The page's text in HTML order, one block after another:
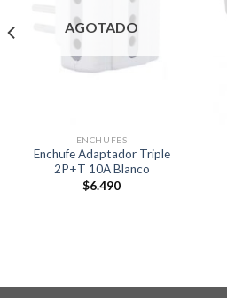
AGOTADO
ENCHUFES
Enchufe Adaptador Triple
2P+T 10A Blanco
$6.490